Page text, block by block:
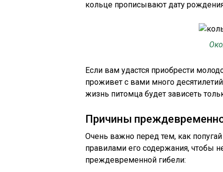
кольце прописывают дату
Если вам удастся приобрести
проживет с вами много
жизнь питомца будет зависеть
Причины
Очень важно перед тем, как
правилами его содержания, чтобы
преждевременной гибели: